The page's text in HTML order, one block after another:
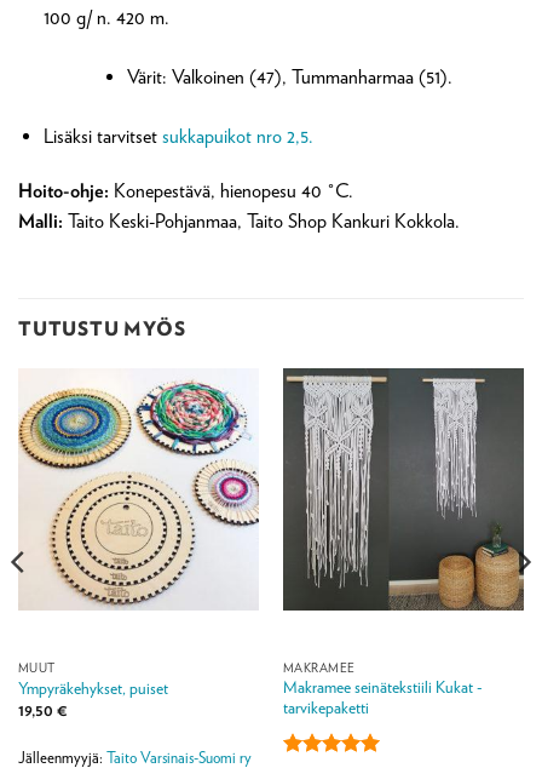
100 g/ n. 420 m.
Värit: Valkoinen (47), Tummanharmaa (51).
Lisäksi tarvitset sukkapuikot nro 2,5.
Hoito-ohje: Konepestävä, hienopesu 40 °C.
Malli: Taito Keski-Pohjanmaa, Taito Shop Kankuri Kokkola.
TUTUSTU MYÖS
MUUT
Ympyräkehykset, puiset
19,50 €
Jälleenmyyjä: Taito Varsinais-Suomi ry
MAKRAMEE
Makramee seinätekstiili Kukat -
tarvikepaketti